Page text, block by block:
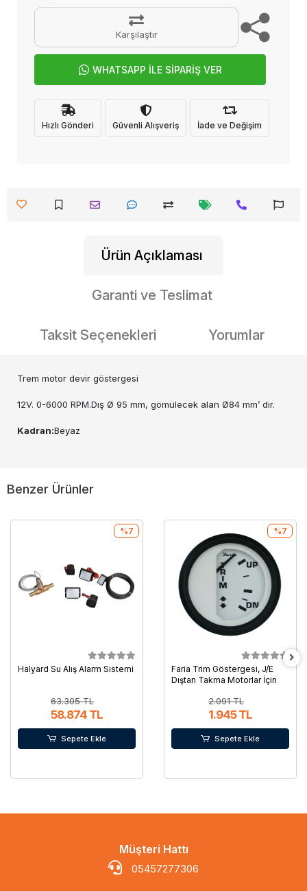
Karşılaştır
WHATSAPP İLE SİPARİŞ VER
Hızlı Gönderi Güvenli Alışveriş İade ve Değişim
Ürün Açıklaması
Garanti ve Teslimat
Taksit Seçenekleri Yorumlar
Trem motor devir göstergesi
12V. 0-6000 RPM.Dış Ø 95 mm, gömülecek alan Ø84 mm’ dir.
Kadran:Beyaz
Benzer Ürünler
Halyard Su Alış Alarm Sistemi
63.305 TL
58.874 TL
%7
Sepete Ekle
Faria Trim Göstergesi, J/E
Dıştan Takma Motorlar İçin
2.091 TL
1.945 TL
%7
Sepete Ekle
Müşteri Hattı
05457277306